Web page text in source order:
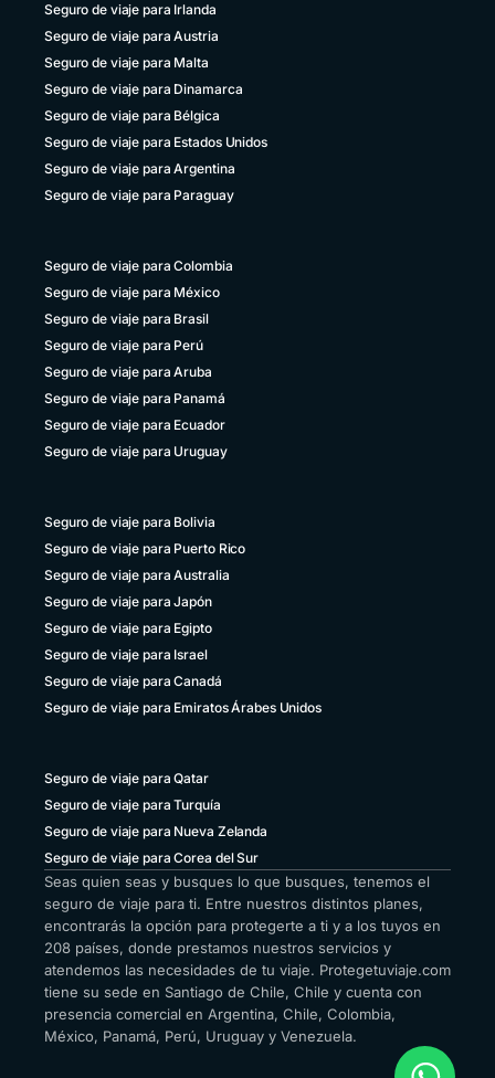
Seguro de viaje para Irlanda
Seguro de viaje para Austria
Seguro de viaje para Malta
Seguro de viaje para Dinamarca
Seguro de viaje para Bélgica
Seguro de viaje para Estados Unidos
Seguro de viaje para Argentina
Seguro de viaje para Paraguay
Seguro de viaje para Colombia
Seguro de viaje para México
Seguro de viaje para Brasil
Seguro de viaje para Perú
Seguro de viaje para Aruba
Seguro de viaje para Panamá
Seguro de viaje para Ecuador
Seguro de viaje para Uruguay
Seguro de viaje para Bolivia
Seguro de viaje para Puerto Rico
Seguro de viaje para Australia
Seguro de viaje para Japón
Seguro de viaje para Egipto
Seguro de viaje para Israel
Seguro de viaje para Canadá
Seguro de viaje para Emiratos Árabes Unidos
Seguro de viaje para Qatar
Seguro de viaje para Turquía
Seguro de viaje para Nueva Zelanda
Seguro de viaje para Corea del Sur
Seas quien seas y busques lo que busques, tenemos el
seguro de viaje para ti. Entre nuestros distintos planes,
encontrarás la opción para protegerte a ti y a los tuyos en
208 países, donde prestamos nuestros servicios y
atendemos las necesidades de tu viaje. Protegetuviaje.com
tiene su sede en Santiago de Chile, Chile y cuenta con
presencia comercial en Argentina, Chile, Colombia,
México, Panamá, Perú, Uruguay y Venezuela.